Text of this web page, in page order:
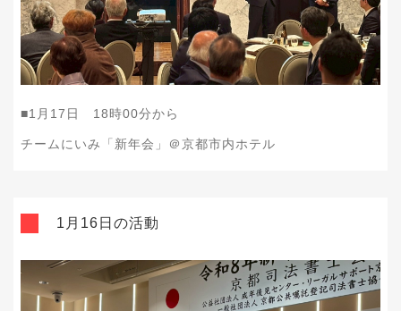
■1月17日 18時00分から
チームにいみ「新年会」＠京都市内ホテル
1月16日の活動